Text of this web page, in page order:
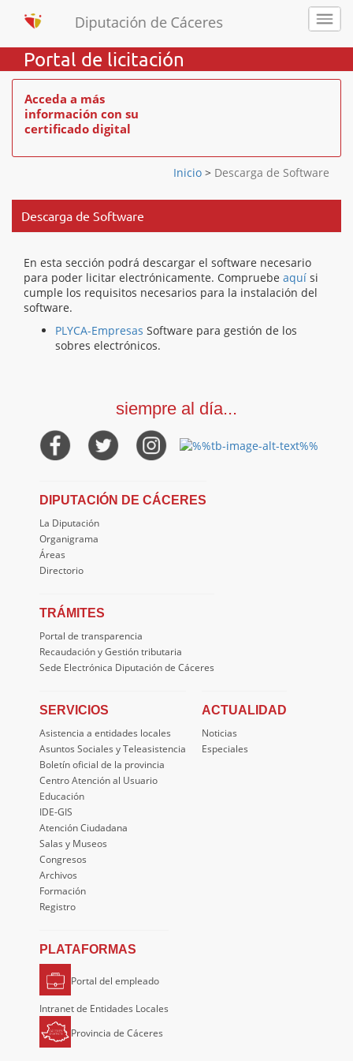
Portal de licitación
Acceda a más
información con su
certificado digital
Inicio > Descarga de Software
Descarga de Software
En esta sección podrá descargar el software necesario
para poder licitar electrónicamente. Compruebe aquí si
cumple los requisitos necesarios para la instalación del
software.
PLYCA-Empresas Software para gestión de los
sobres electrónicos.
siempre al día...
DIPUTACIÓN DE CÁCERES
La Diputación
Organigrama
Áreas
Directorio
TRÁMITES
Portal de transparencia
Recaudación y Gestión tributaria
Sede Electrónica Diputación de Cáceres
SERVICIOS
Asistencia a entidades locales
Asuntos Sociales y Teleasistencia
Boletín oficial de la provincia
Centro Atención al Usuario
Educación
IDE-GIS
Atención Ciudadana
Salas y Museos
Congresos
Archivos
Formación
Registro
ACTUALIDAD
Noticias
Especiales
PLATAFORMAS
Portal del empleado
Intranet de Entidades Locales
Provincia de Cáceres